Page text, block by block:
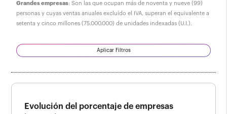
Grandes empresas: Son las que ocupan más de noventa y nueve (99)
personas y cuyas ventas anuales excluído el IVA, superan el equivalente a
setenta y cinco millones (75.000.000) de unidades indexadas (U.I.).
Aplicar Filtros
Evolución del porcentaje de empresas